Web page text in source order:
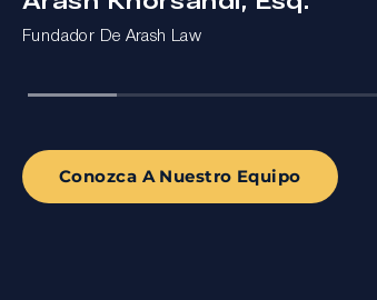
Fundador De Arash Law
Conozca A Nuestro Equipo